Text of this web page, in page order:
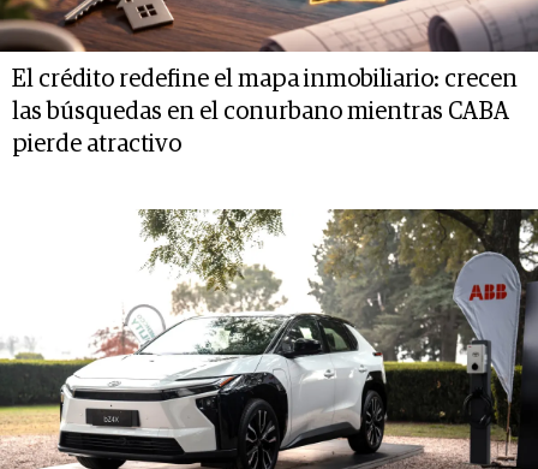
El crédito redefine el mapa inmobiliario: crecen
las búsquedas en el conurbano mientras CABA
pierde atractivo